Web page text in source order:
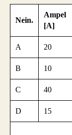
Nein.
Ampel
[A]
A 20
B 10
C 40
D 15